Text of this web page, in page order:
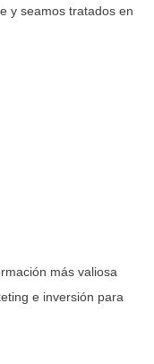
y seamos tratados en
más valiosa
e inversión para